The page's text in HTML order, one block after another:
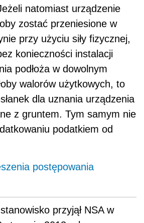
natomiast urządzenie
zostać przeniesione w
przy użyciu siły fizycznej,
konieczności instalacji
podłoża w dowolnym
walorów użytkowych, to
dla uznania urządzenia
z gruntem. Tym samym nie
podatkiem od
postępowania
przyjął NSA w